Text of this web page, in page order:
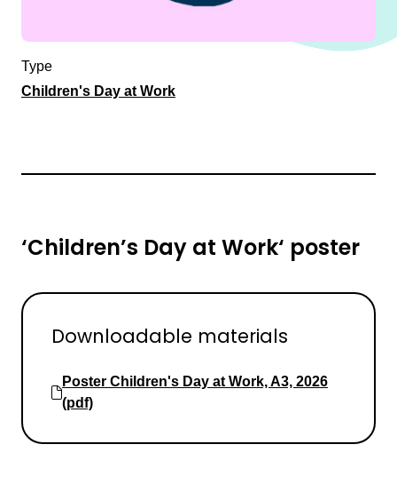
Type
Children's Day at Work
‘Children’s Day at Work‘ poster
Downloadable materials
Poster Children's Day at Work, A3, 2026
(pdf)